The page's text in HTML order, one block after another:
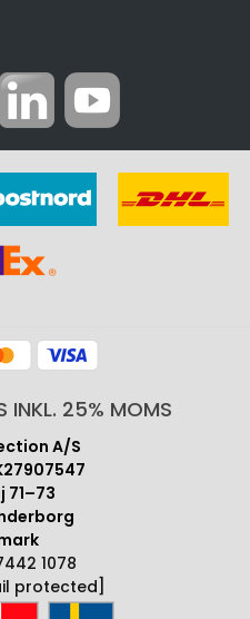
INKL. 25% MOMS
A/S
71–73
1078
protected]